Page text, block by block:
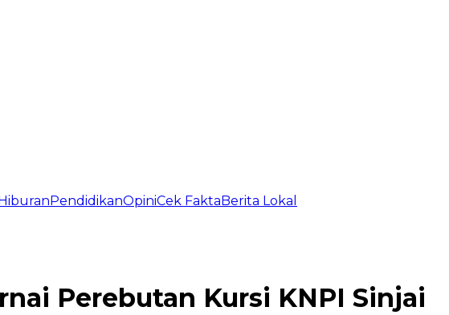
PendidikanOpiniCek FaktaBerita Lokal
Perebutan Kursi KNPI Sinjai